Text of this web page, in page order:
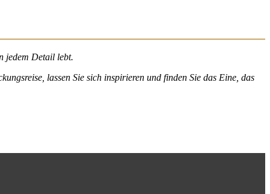
jedem Detail lebt.
lassen Sie sich inspirieren und finden Sie das Eine, das